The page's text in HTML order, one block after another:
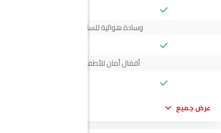
وسادة هوائية للسائق
أقفال أمان للأطفال
عرض جميع